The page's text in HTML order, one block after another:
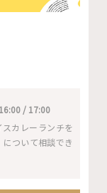
/ 17:00
スカレーランチを
ついて相談でき